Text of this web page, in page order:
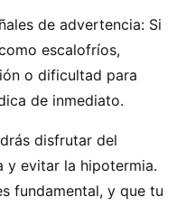
de advertencia: Si
escalofríos,
o dificultad para
de inmediato.
disfrutar del
y evitar la hipotermia.
fundamental, y que tu